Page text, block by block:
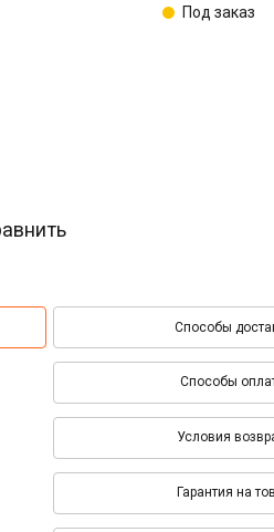
Под заказ
Способы
Способы
Условия
Гарантия на